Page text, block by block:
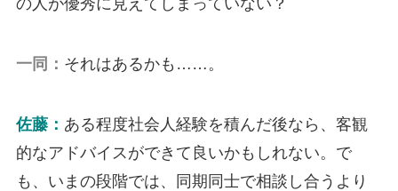
の人が優秀に見えてしまっていない？
一同： それはあるかも……。
佐藤： ある程度社会人経験を積んだ後なら、客観
的なアドバイスができて良いかもしれない。で
も、いまの段階では、同期同士で相談し合うより